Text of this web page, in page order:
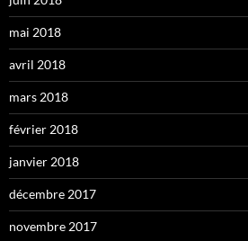
mai 2018
avril 2018
mars 2018
février 2018
janvier 2018
décembre 2017
novembre 2017